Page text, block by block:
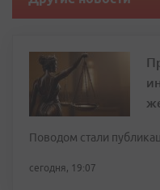
Поводом стали
сегодня, 19:07